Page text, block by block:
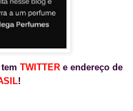
TWITTERe endereço de
!